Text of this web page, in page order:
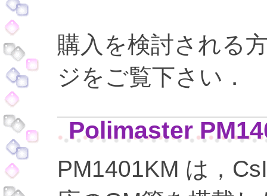
購入を検討される
ジをご覧下さい．
Polimaster
PM1401KM は，